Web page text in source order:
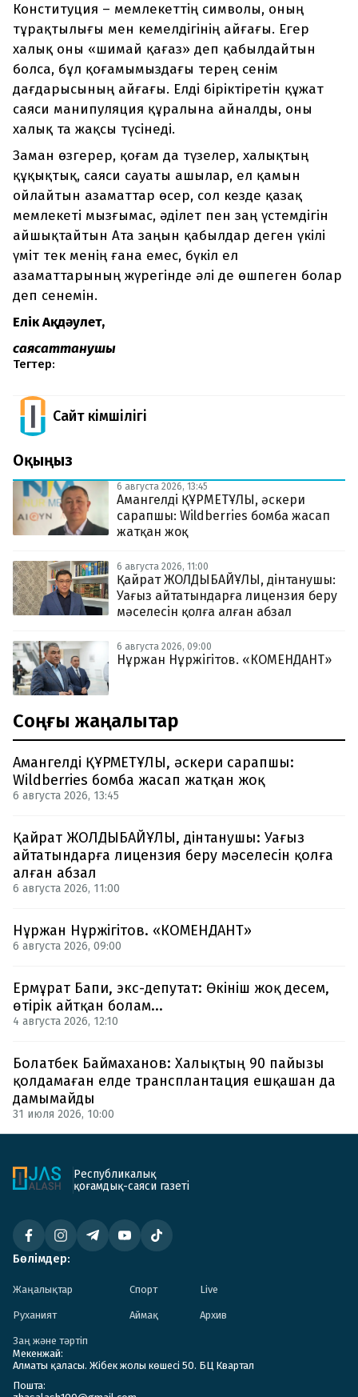
Конституция – мемлекеттің символы, оның
тұрақтылығы мен кемелдігінің айғағы. Егер
халық оны «шимай қағаз» деп қабылдайтын
болса, бұл қоғамымыздағы терең сенім
дағдарысының айғағы. Елді біріктіретін құжат
саяси манипуляция құралына айналды, оны
халық та жақсы түсінеді.
Заман өзгерер, қоғам да түзелер, халықтың
құқықтық, саяси сауаты ашылар, ел қамын
ойлайтын азаматтар өсер, сол кезде қазақ
мемлекеті мызғымас, әділет пен заң үстемдігін
айшықтайтын Ата заңын қабылдар деген үкілі
үміт тек менің ғана емес, бүкіл ел
азаматтарының жүрегінде әлі де өшпеген болар
деп сенемін.
Еңлік Ақдәулет,
саясаттанушы
Тегтер:
Сайт Әкімшілігі
Оқыңыз
6 августа 2026, 13:45
Амангелді ҚҰРМЕТҰЛЫ, әскери
сарапшы: Wildberries бомба жасап
жатқан жоқ
6 августа 2026, 11:00
Қайрат ЖОЛДЫБАЙҰЛЫ, дінтанушы:
Уағыз айтатындарға лицензия беру
мәселесін қолға алған абзал
6 августа 2026, 09:00
Нұржан Нұржігітов. «КОМЕНДАНТ»
Соңғы жаңалықтар
Амангелді ҚҰРМЕТҰЛЫ, әскери сарапшы:
Wildberries бомба жасап жатқан жоқ
6 августа 2026, 13:45
Қайрат ЖОЛДЫБАЙҰЛЫ, дінтанушы: Уағыз
айтатындарға лицензия беру мәселесін қолға
алған абзал
6 августа 2026, 11:00
Нұржан Нұржігітов. «КОМЕНДАНТ»
6 августа 2026, 09:00
Ермұрат Бапи, экс-депутат: Өкініш жоқ десем,
өтірік айтқан болам...
4 августа 2026, 12:10
Болатбек Баймаханов: Халықтың 90 пайызы
қолдамаған елде трансплантация ешқашан да
дамымайды
31 июля 2026, 10:00
Республикалық
қоғамдық-саяси газеті
Бөлімдер:
Жаңалықтар Спорт Live
Руханият Аймақ Архив
Заң және тәртіп
Мекенжай:
Алматы қаласы. Жібек жолы көшесі 50. БЦ Квартал
Пошта: